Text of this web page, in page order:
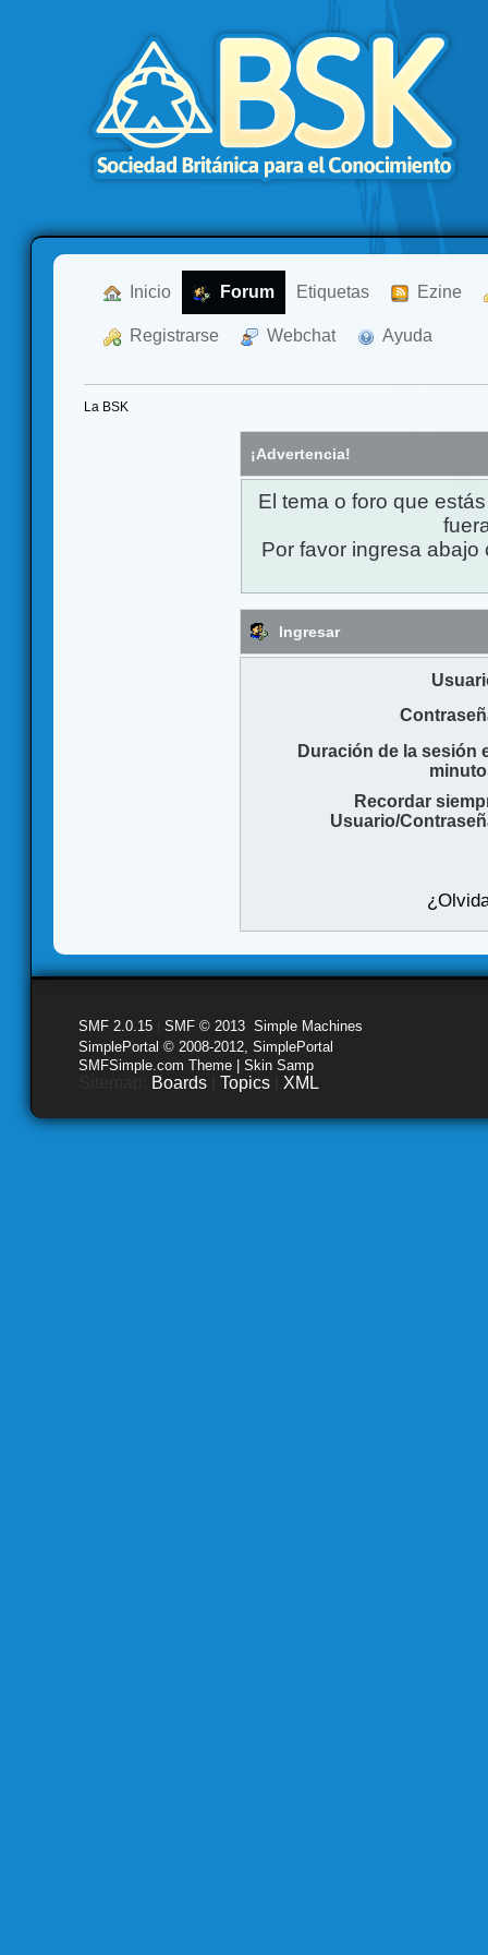
Inicio Forum Etiquetas Ezine
Registrarse Webchat Ayuda
La BSK
¡Advertencia!
El tema o foro que
Por favor ingresa
Ingresar
Duración de la sesión
Recordar
Usuario/
SMF 2.0.15 SMF © 2013 Simple Machines
SimplePortal © 2008-2012, SimplePortal
SMFSimple.com Theme | Skin Samp
Boards Topics XML